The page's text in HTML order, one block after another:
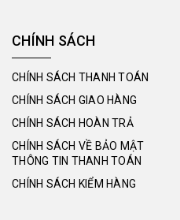
CHÍNH SÁCH
CHÍNH SÁCH THANH TOÁN
CHÍNH SÁCH GIAO HÀNG
CHÍNH SÁCH HOÀN TRẢ
CHÍNH SÁCH VỀ BẢO MẬT
THÔNG TIN THANH TOÁN
CHÍNH SÁCH KIỂM HÀNG